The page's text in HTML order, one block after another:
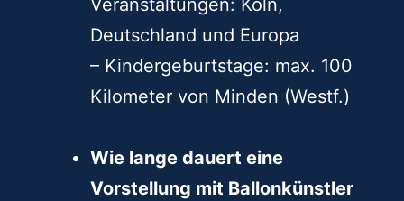
Veranstaltungen: Köln,
Deutschland und Europa
– Kindergeburtstage: max. 100
Kilometer von Minden (Westf.)
Wie lange dauert eine
Vorstellung mit Ballonkünstler